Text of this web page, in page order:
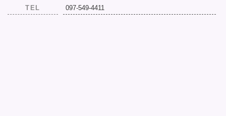
TEL 097-549-4411